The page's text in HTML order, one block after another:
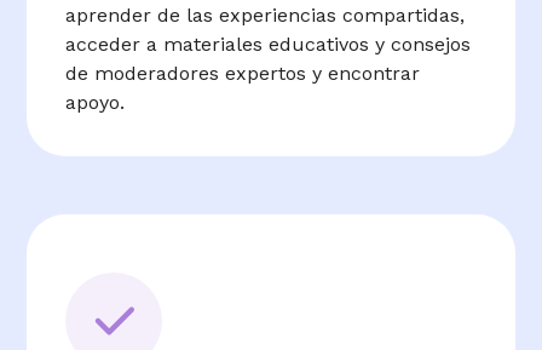
aprender de las experiencias compartidas,
acceder a materiales educativos y consejos
de moderadores expertos y encontrar
apoyo.